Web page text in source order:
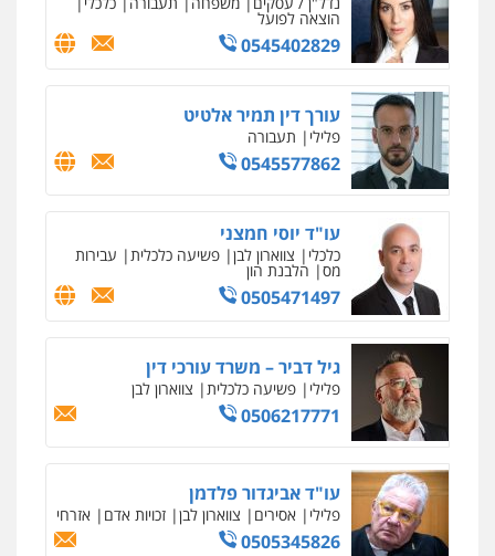
הוצאה לפועל
0545402829
עורך דין תמיר אלטיט
פלילי תעבורה
0545577862
עו"ד יוסי חמצני
כלכלי צווארון לבן פשיעה כלכלית עבירות
מס הלבנת הון
0505471497
גיל דביר – משרד עורכי דין
פלילי פשיעה כלכלית צווארון לבן
0506217771
עו"ד אביגדור פלדמן
פלילי אסירים צווארון לבן זכויות אדם אזרחי
0505345826